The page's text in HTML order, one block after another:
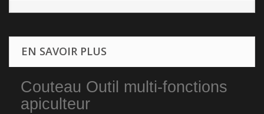
EN SAVOIR PLUS
Couteau Outil multi-fonctions
apiculteur